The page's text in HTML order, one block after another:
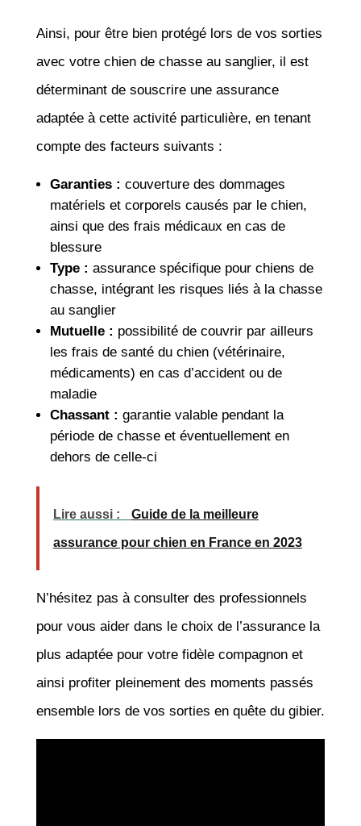
Ainsi, pour être bien protégé lors de vos sorties
avec votre chien de chasse au sanglier, il est
déterminant de souscrire une assurance
adaptée à cette activité particulière, en tenant
compte des facteurs suivants :
Garanties : couverture des dommages
matériels et corporels causés par le chien,
ainsi que des frais médicaux en cas de
blessure
Type : assurance spécifique pour chiens de
chasse, intégrant les risques liés à la chasse
au sanglier
Mutuelle : possibilité de couvrir par ailleurs
les frais de santé du chien (vétérinaire,
médicaments) en cas d’accident ou de
maladie
Chassant : garantie valable pendant la
période de chasse et éventuellement en
dehors de celle-ci
Lire aussi : Guide de la meilleure
assurance pour chien en France en 2023
N’hésitez pas à consulter des professionnels
pour vous aider dans le choix de l’assurance la
plus adaptée pour votre fidèle compagnon et
ainsi profiter pleinement des moments passés
ensemble lors de vos sorties en quête du gibier.